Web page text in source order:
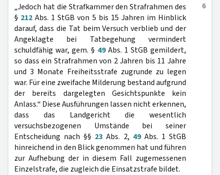
6
„Jedoch hat die Strafkammer den Strafrahmen des
§ 212 Abs. 1 StGB von 5 bis 15 Jahren im Hinblick
darauf, dass die Tat beim Versuch verblieb und der
Angeklagte bei Tatbegehung vermindert
schuldfähig war, gem. § 49Abs. 1 StGB gemildert,
so dass ein Strafrahmen von 2 Jahren bis 11 Jahre
und 3 Monate Freiheitsstrafe zugrunde zu legen
war. Für eine zweifache Milderung bestand aufgrund
der bereits dargelegten Gesichtspunkte kein
Anlass.“ Diese Ausführungen lassen nicht erkennen,
dass das Landgericht die wesentlich
versuchsbezogenen Umstände bei seiner
Entscheidung nach §§ 23 Abs. 2, 49Abs. 1 StGB
hinreichend in den Blick genommen hat und führen
zur Aufhebung der in diesem Fall zugemessenen
Einzelstrafe, die zugleich die Einsatzstrafe bildet.